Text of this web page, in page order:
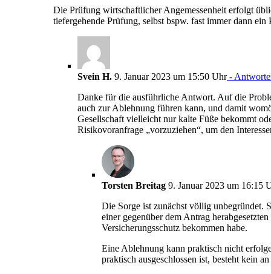
Die Prüfung wirtschaftlicher Angemessenheit erfolgt
tiefergehende Prüfung, selbst bspw. fast immer dann
Svein H. 9. Januar 2023 um 15:50 Uhr-
Danke für die ausführliche Antwort. Auf die
auch zur Ablehnung führen kann, und damit
Gesellschaft vielleicht nur kalte Füße bekommt
Risikovoranfrage „vorzuziehen“, um den
Torsten Breitag 9. Januar 2023 um 16:15
Die Sorge ist zunächst völlig unbegründet.
einer gegenüber dem Antrag
Versicherungsschutz bekommen habe.
Eine Ablehnung kann praktisch nicht
praktisch ausgeschlossen ist, besteht kein